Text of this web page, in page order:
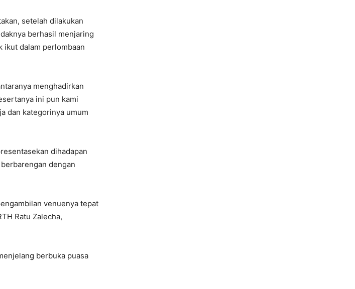
setelah dilakukan
berhasil menjaring
ikut dalam perlombaan
menghadirkan
ini pun kami
dan kategorinya umum
dihadapan
dengan
venuenya tepat
Ratu Zalecha,
berbuka puasa